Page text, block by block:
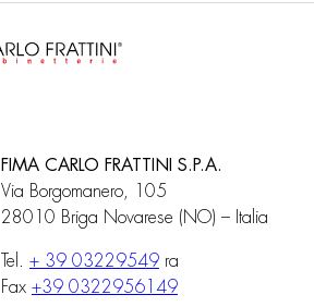
FIMA CARLO FRATTINI S.P.A.
Via Borgomanero, 105
28010 Briga Novarese (NO) – Italia
Tel. + 39 03229549 ra
Fax +39 0322956149